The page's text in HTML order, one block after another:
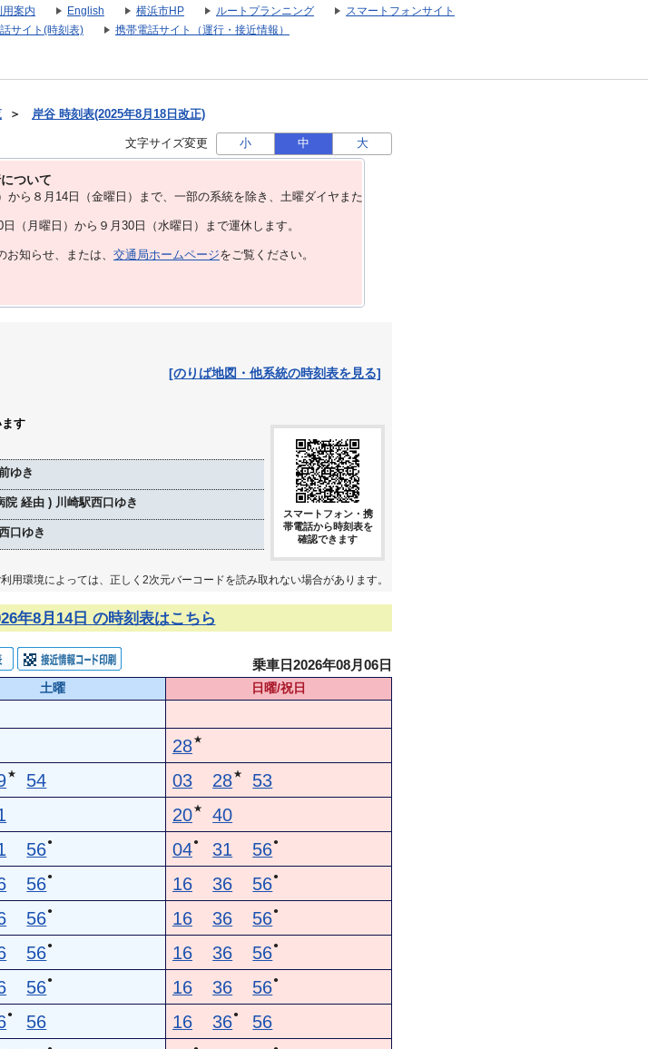
用案内 English 横浜市HP ルートプランニング
スマートフォンサイト
サイト(時刻表) 携帯電話サイト（運行・接近情報）
＞ 岸谷 時刻表(2025年8月18日改正)
文字サイズ変更 小 中 大
ついて
ら８⽉14⽇（金曜日）まで、⼀部の系統を除き、⼟曜ダイヤまた
（月曜日）から９月30日（水曜日）まで運休します。
知らせ、または、 交通局ホームページをご覧ください。
[のりば地図・他系統の時刻表を見る]
す
ゆき
院 経由 ) 川崎駅西口ゆき
口ゆき
スマートフォン・携
帯電話から時刻表を
確認できます
用環境によっては、正しく2次元バーコードを読み取れない場合があります。
年8月14日 の時刻表はこちら
乗車日2026年08月06日
土曜
日曜/祝日
28★
★ 54 03 28★ 53
20★ 40
56● 04● 31 56●
56● 16 36 56●
56● 16 36 56●
56● 16 36 56●
56● 16 36 56●
● 56 16 36● 56